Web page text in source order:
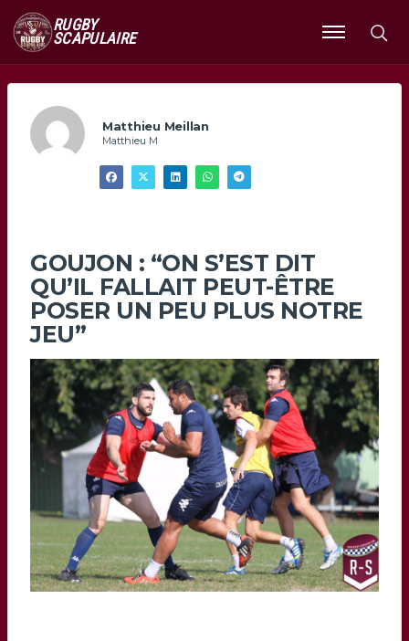
RUGBY
SCAPULAIRE
Ouvrir
le
Matthieu Meillan
Matthieu M
GOUJON : “ON S’EST DIT
QU’IL FALLAIT PEUT-ÊTRE
POSER UN PEU PLUS NOTRE
JEU”